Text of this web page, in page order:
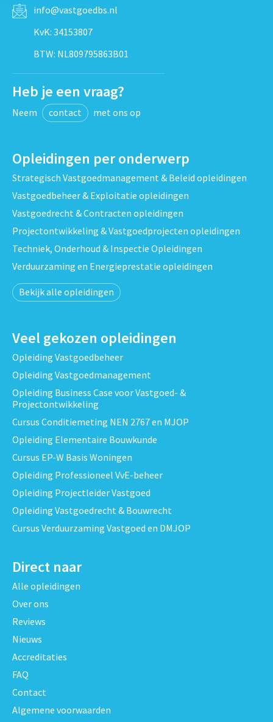
info@vastgoedbs.nl
KvK: 34153807
BTW: NL809795863B01
Heb je een vraag?
Neem contact met ons op
Opleidingen per onderwerp
Strategisch Vastgoedmanagement & Beleid opleidingen
Vastgoedbeheer & Exploitatie opleidingen
Vastgoedrecht & Contracten opleidingen
Projectontwikkeling & Vastgoedprojecten opleidingen
Techniek, Onderhoud & Inspectie Opleidingen
Verduurzaming en Energieprestatie opleidingen
Bekijk alle opleidingen
Veel gekozen opleidingen
Opleiding Vastgoedbeheer
Opleiding Vastgoedmanagement
Opleiding Business Case voor Vastgoed- &
Projectontwikkeling
Cursus Conditiemeting NEN 2767 en MJOP
Opleiding Elementaire Bouwkunde
Cursus EP-W Basis Woningen
Opleiding Professioneel VvE-beheer
Opleiding Projectleider Vastgoed
Opleiding Vastgoedrecht & Bouwrecht
Cursus Verduurzaming Vastgoed en DMJOP
Direct naar
Alle opleidingen
Over ons
Reviews
Nieuws
Accreditaties
FAQ
Contact
Algemene voorwaarden